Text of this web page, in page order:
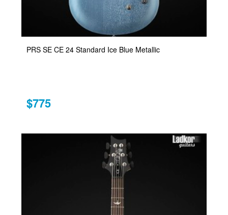
PRS SE CE 24 Standard Ice Blue Metallic
$775